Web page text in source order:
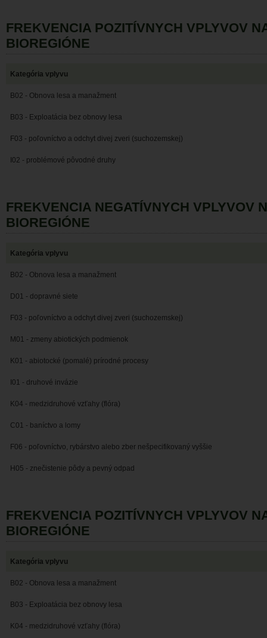
FREKVENCIA POZITÍVNYCH VPLYVOV
BIOREGIÓNE
Kategória vplyvu
B02 - Obnova lesa a manažment
B03 - Exploatácia bez obnovy lesa
F03 - poľovníctvo a odchyt divej zveri (suchozemskej)
I02 - problémové pôvodné druhy
FREKVENCIA NEGATÍVNYCH VPLYVOV
BIOREGIÓNE
Kategória vplyvu
B02 - Obnova lesa a manažment
D01 - dopravné siete
F03 - poľovníctvo a odchyt divej zveri (suchozemskej)
M01 - zmeny abiotických podmienok
K01 - abiotocké (pomalé) prírodné procesy
I01 - druhové invázie
K04 - medzidruhové vzťahy (flóra)
C01 - baníctvo a lomy
F06 - poľovníctvo, rybárstvo alebo zber nešpecifikovaný vyššie
H05 - znečistenie pôdy a pevný odpad
FREKVENCIA POZITÍVNYCH VPLYVOV
BIOREGIÓNE
Kategória vplyvu
B02 - Obnova lesa a manažment
B03 - Exploatácia bez obnovy lesa
K04 - medzidruhové vzťahy (flóra)